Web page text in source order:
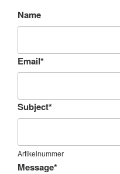
Name
Email*
Subject*
Artikelnummer
Message*